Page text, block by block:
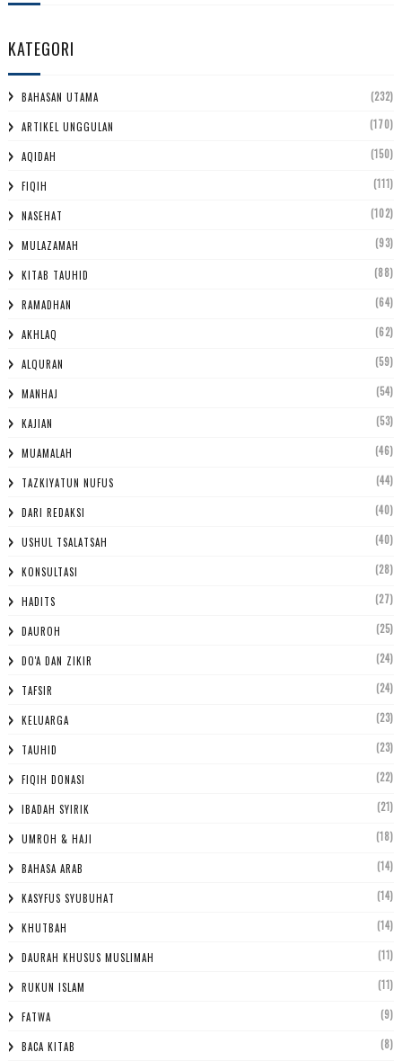
KATEGORI
BAHASAN UTAMA (232)
ARTIKEL UNGGULAN (170)
AQIDAH (150)
FIQIH (111)
NASEHAT (102)
MULAZAMAH (93)
KITAB TAUHID (88)
RAMADHAN (64)
AKHLAQ (62)
ALQURAN (59)
MANHAJ (54)
KAJIAN (53)
MUAMALAH (46)
TAZKIYATUN NUFUS (44)
DARI REDAKSI (40)
USHUL TSALATSAH (40)
KONSULTASI (28)
HADITS (27)
DAUROH (25)
DO'A DAN ZIKIR (24)
TAFSIR (24)
KELUARGA (23)
TAUHID (23)
FIQIH DONASI (22)
IBADAH SYIRIK (21)
UMROH & HAJI (18)
BAHASA ARAB (14)
KASYFUS SYUBUHAT (14)
KHUTBAH (14)
DAURAH KHUSUS MUSLIMAH (11)
RUKUN ISLAM (11)
FATWA (9)
BACA KITAB (8)